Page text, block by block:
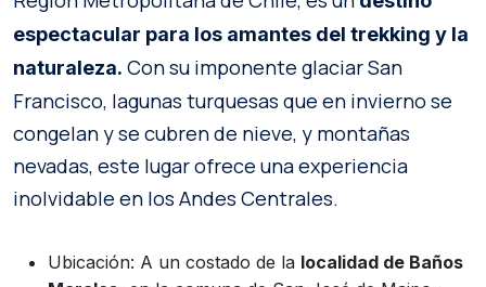
espectacular para los amantes del trekking y la
naturaleza. Con su imponente glaciar San
Francisco, lagunas turquesas que en invierno se
congelan y se cubren de nieve, y montañas
nevadas, este lugar ofrece una experiencia
inolvidable en los Andes Centrales.
Ubicación: A un costado de la localidad de Baños